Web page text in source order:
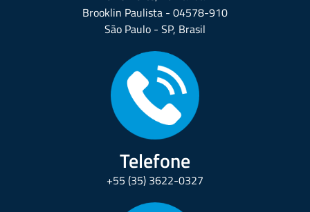
Brooklin Paulista - 04578-910
São Paulo - SP, Brasil
Telefone
+55 (35) 3622-0327